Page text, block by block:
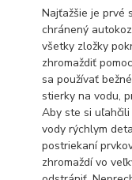
Najťažšie je prvé
chránený
všetky zložky
zhromaždiť
sa používať bežné
stierky na vodu,
Aby ste si
vody rýchlym
postriekaní
zhromaždí vo